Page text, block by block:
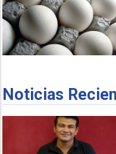
Noticias